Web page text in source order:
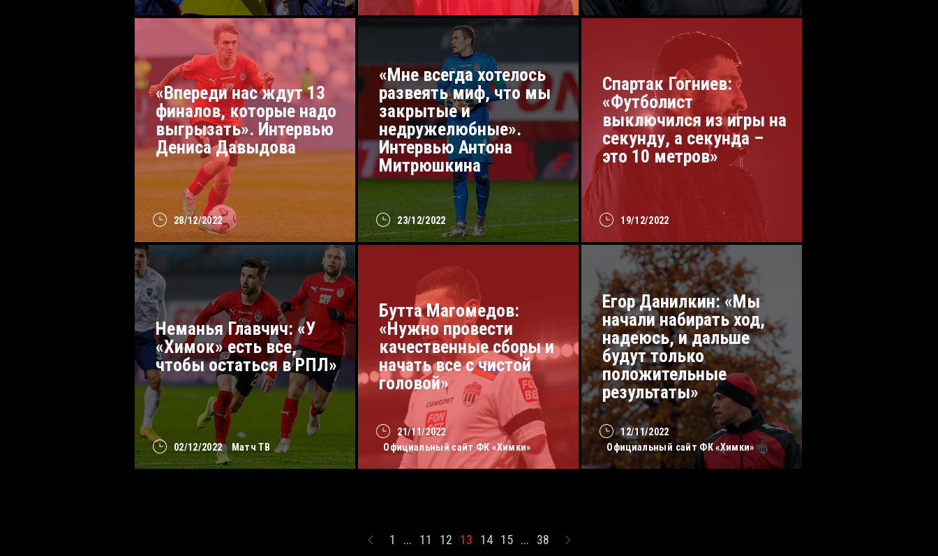
28/12/2022
«Впереди нас ждут 13
финалов, которые надо
выгрызать». Интервью
Дениса Давыдова
23/12/2022
«Мне всегда хотелось
развеять миф, что мы
закрытые и
недружелюбные».
Интервью Антона
Митрюшкина
19/12/2022
Спартак Гогниев:
«Футболист
выключился из игры на
секунду, а секунда –
это 10 метров»
02/12/2022 Матч ТВ
Неманья Главчич: «У
«Химок» есть все,
чтобы остаться в РПЛ»
21/11/2022
Официальный сайт ФК «Химки»
Бутта Магомедов:
«Нужно провести
качественные сборы и
начать все с чистой
головой»
12/11/2022
Официальный сайт ФК «Химки»
Егор Данилкин: «Мы
начали набирать ход,
надеюсь, и дальше
будут только
положительные
результаты»
1 ... 11 12 13 14 15 ... 38